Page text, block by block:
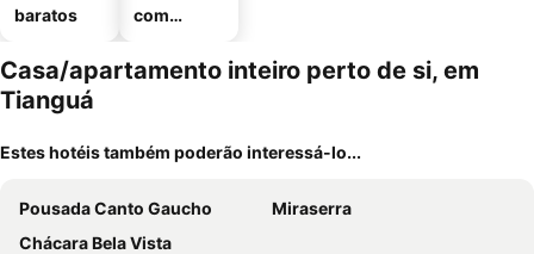
baratos
com
mento
Casa/apartamento inteiro perto de si, em
Tianguá
Estes hotéis também poderão interessá-lo...
Pousada Canto Gaucho
Miraserra
Chácara Bela Vista